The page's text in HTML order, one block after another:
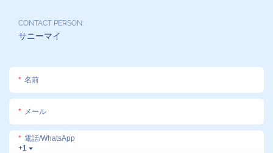
CONTACT PERSON:
サニーマイ
名前
メール
+1
電話/WhatsApp